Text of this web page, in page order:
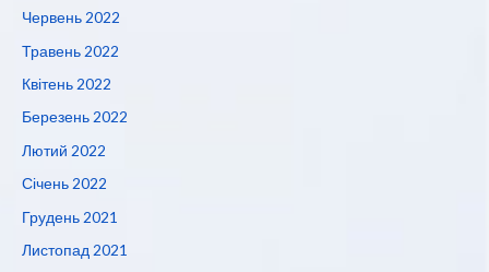
Червень 2022
Травень 2022
Квітень 2022
Березень 2022
Лютий 2022
Січень 2022
Грудень 2021
Листопад 2021